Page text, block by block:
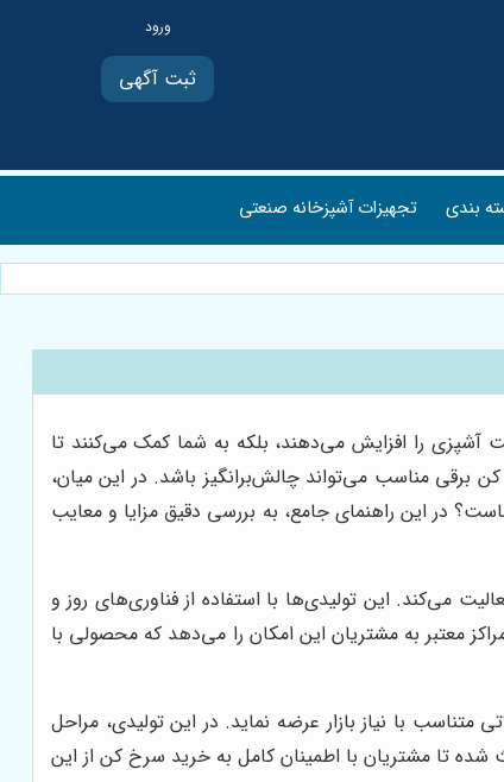
ثبت آگهی
بندی تجهیزات آشپزخانه صنعتی
را افزایش می‌دهند، بلکه به شما کمک می‌کنند تا
برقی مناسب می‌تواند چالش‌برانگیز باشد. در این میان،
در این راهنمای جامع، به بررسی دقیق مزایا و معایب
می‌کند. این تولیدی‌ها با استفاده از فناوری‌های روز و
معتبر به مشتریان این امکان را می‌دهد که محصولی با
متناسب با نیاز بازار عرضه نماید. در این تولیدی، مراحل
شده تا مشتریان با اطمینان کامل به خرید سرخ کن از این